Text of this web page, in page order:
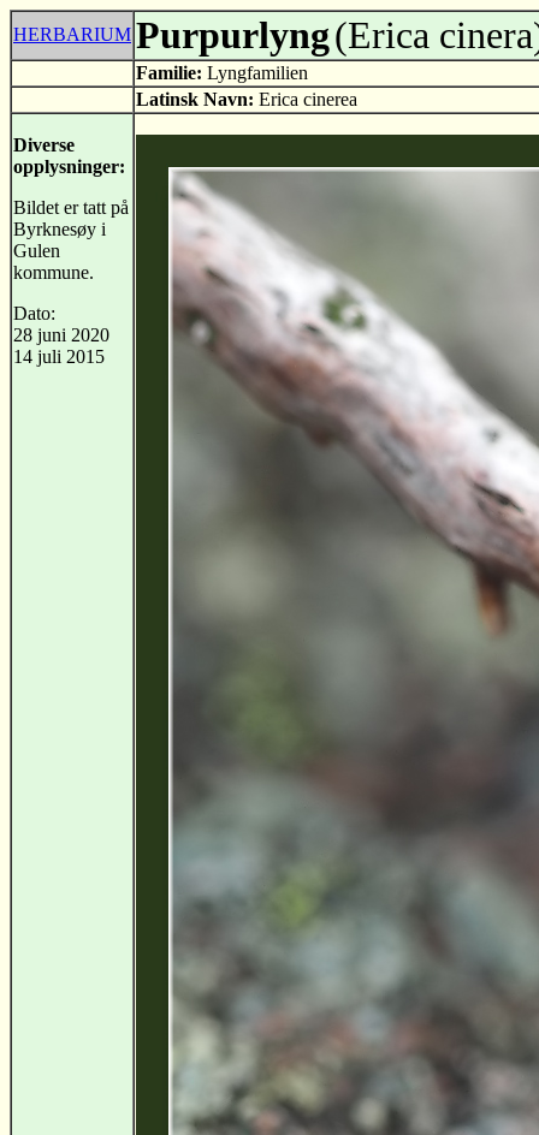
HERBARIUM Purpurlyng(Erica
Familie: Lyngfamilien
Latinsk Navn: Erica cinerea
Diverse
opplysninger:
Bildet er tatt på
Byrknesøy i
Gulen
kommune.
Dato:
28 juni 2020
14 juli 2015